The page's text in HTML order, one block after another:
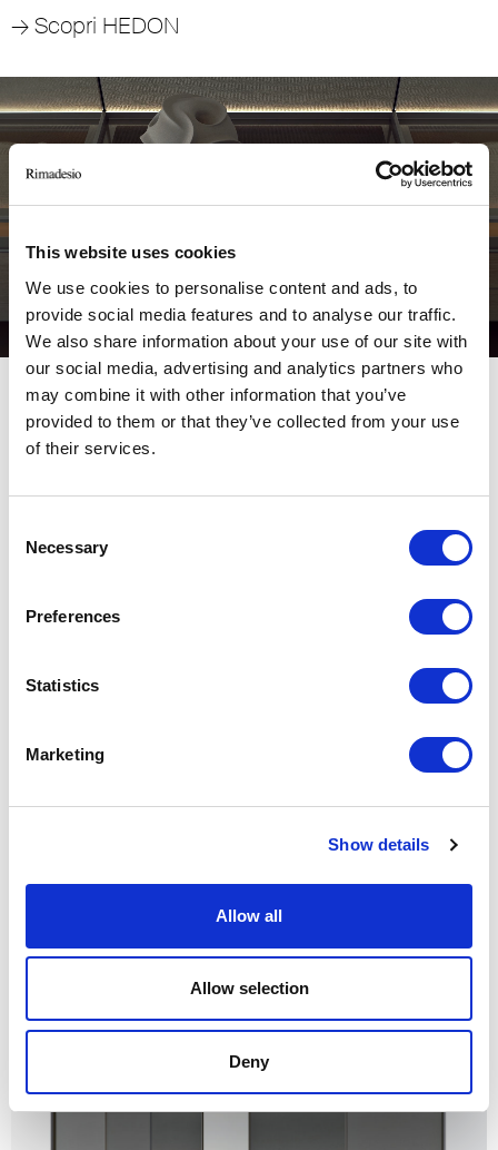
This website uses cookies
We use cookies to personalise content and ads, to
provide social media features and to analyse our traffic.
We also share information about your use of our site with
our social media, advertising and analytics partners who
may combine it with other information that you’ve
provided to them or that they’ve collected from your use
of their services.
Selection
Necessary
Preferences
Statistics
Marketing
Show details
Allow all
Allow selection
Deny
→Scopri HEDON
Unmute Settings
Video by Juma
HEDON